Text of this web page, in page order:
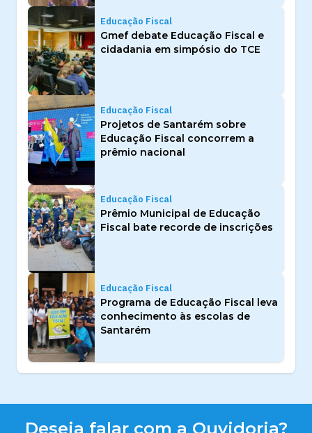
Educação Fiscal
Gmef debate Educação Fiscal e
cidadania em simpósio do TCE
Educação Fiscal
Projetos de Santarém sobre
Educação Fiscal concorrem a
prêmio nacional
Educação Fiscal
Prêmio Municipal de Educação
Fiscal bate recorde de inscrições
Educação Fiscal
Programa de Educação Fiscal leva
conhecimento às escolas de
Santarém
Deseja falar com a Ouvidoria?